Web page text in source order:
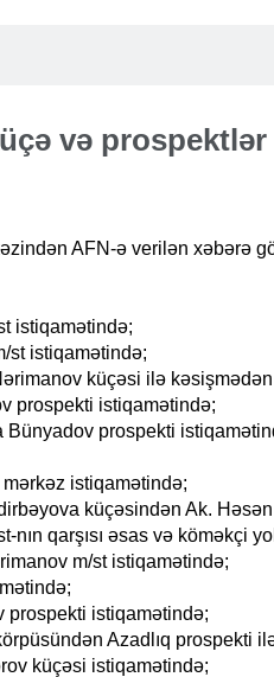
və prospektlər
AFN-ə verilən xəbərə
istiqamətində;
st istiqamətində;
küçəsi ilə
prospekti istiqamətində;
prospekti
istiqamətində;
küçəsindən Ak.
qarşısı əsas və köməkçi
m/st istiqamətində;
prospekti istiqamətində;
Azadlıq prospekti
küçəsi istiqamətində;